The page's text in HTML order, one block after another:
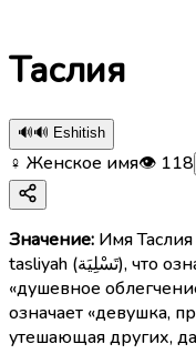
Таслия
🔊🔊 Eshitish
♀ Женское имя👁 118
Значение: Имя
tasliyah (تَسْلِيَة), что означает «утешение», «спокойствие»,
«душевное
означает «девушка,
утешающая других,